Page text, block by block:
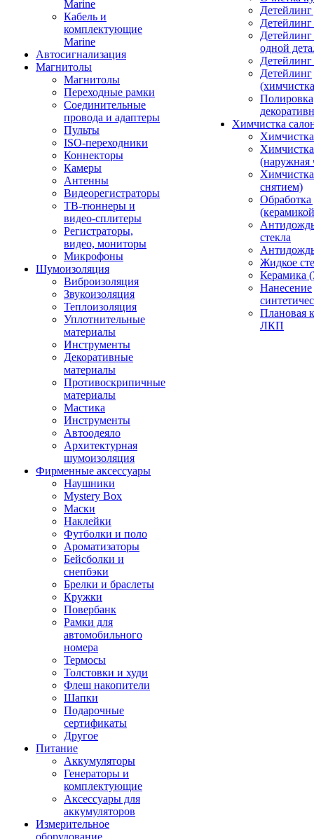
Marine
Кабель и
комплектующие
Marine
Автосигнализация
Магнитолы
Магнитолы
Переходные рамки
Соединительные
провода и адаптеры
Пульты
ISO-переходники
Коннекторы
Камеры
Антенны
Видеорегистраторы
ТВ-тюннеры и
видео-сплитеры
Регистраторы,
видео, мониторы
Микрофоны
Шумоизоляция
Виброизоляция
Звукоизоляция
Теплоизоляция
Уплотнительные
материалы
Инструменты
Декоративные
материалы
Противоскрипичные
материалы
Мастика
Инструменты
Автоодеяло
Архитектурная
шумоизоляция
Фирменные аксессуары
Наушники
Mystery Box
Маски
Наклейки
Футболки и поло
Ароматизаторы
Бейсболки и
снепбэки
Брелки и браслеты
Кружки
Повербанк
Рамки для
автомобильного
номера
Термосы
Толстовки и худи
Флеш накопители
Шапки
Подарочные
сертификаты
Другое
Питание
Аккумуляторы
Генераторы и
комплектующие
Аксессуары для
аккумуляторов
Измерительное
оборудование
Детейлинг
одной
Детейлинг
Полировка
Химчистка
(наружная
снятием)
Обработка
стекла
Жидкое
Керамика
Нанесение
Плановая
ЛКП